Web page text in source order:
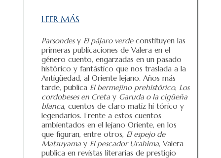
LEER MÁS
Parsondesy El pájaro verdeconstituyen las
primeras publicaciones de Valera en el
género cuento, engarzadas en un pasado
histórico y fantástico que nos traslada a la
Antigüedad, al Oriente lejano. Años más
tarde, publica El bermejino prehistórico, Los
cordobeses en Creta y Garuda o la cigüeña
blanca, cuentos de claro matiz hi tórico y
legendarios. Frente a estos cuentos
ambientados en el lejano Oriente, en los
que figuran, entre otros, El espejo de
Matsuyama y El pescador Urahima, Valera
publica en revistas literarias de prestigio